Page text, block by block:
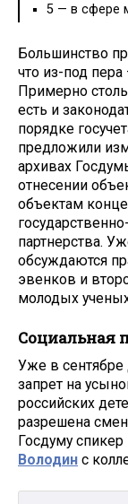
5 — в сфере
Большинство
что из-под
Примерно
есть и
порядке
предложили
архивах
отнесении
объектам
партнерства.
обсуждаются
эвенков и
молодых
Социальная
Уже в сентябре
запрет на
российских
разрешена
Госдуму
Володин с